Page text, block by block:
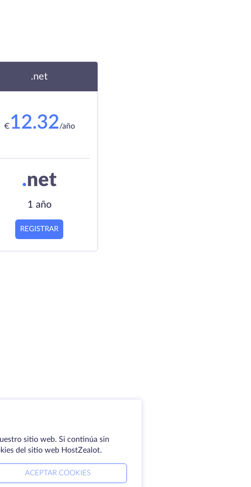
.net
€ 12.32/año
.net
1 año
REGISTRAR
sitio web. Si continúa sin
del sitio web HostZealot.
ACEPTAR COOKIES